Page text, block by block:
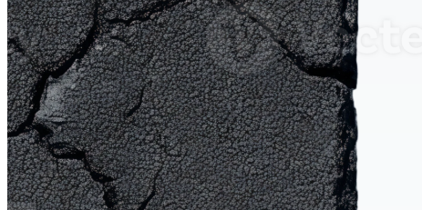
Événements Éditoriaux